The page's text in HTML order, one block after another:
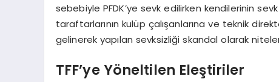
sebebiyle PFDK’ye sevk edilirken kendilerinin
taraftarlarının kulüp çalışanlarına ve teknik
gelinerek yapılan sevksizliği skandal olarak
TFF’ye Yöneltilen Eleştiriler